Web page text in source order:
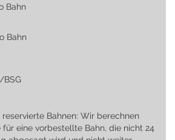
Bahn
Bahn
BSG
reservierte Bahnen: Wir berechnen
eine vorbestellte Bahn, die nicht 24